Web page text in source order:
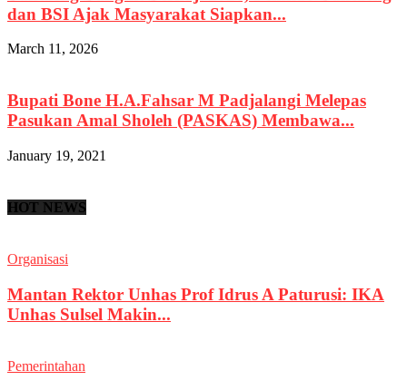
dan BSI Ajak Masyarakat Siapkan...
March 11, 2026
Bupati Bone H.A.Fahsar M Padjalangi Melepas
Pasukan Amal Sholeh (PASKAS) Membawa...
January 19, 2021
HOT NEWS
Organisasi
Mantan Rektor Unhas Prof Idrus A Paturusi: IKA
Unhas Sulsel Makin...
Pemerintahan